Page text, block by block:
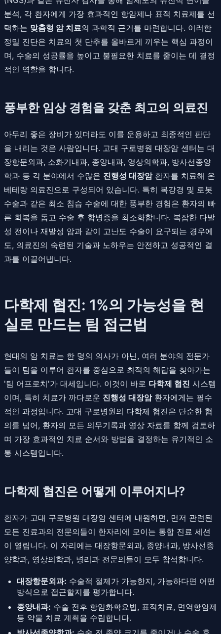
분석, 각 환자에게 가장 효과적인 항암제나 표적 치료제를 선
택하는 맞춤형 암 치료의 과학적 근거를 마련합니다. 이러한
정밀 진단은 치료의 첫 단추를 올바르게 끼우는 핵심 과정이
며, 수술의 성공률을 높이고 불필요한 치료를 줄이는 데 결정
적인 역할을 합니다.
풍부한 임상 경험을 갖춘 최고의 의료진
아무리 좋은 장비가 있더라도 이를 운용하고 최종적인 판단
을 내리는 것은 사람입니다. 고대 구로병원 대장암 센터는 대
장항문외과, 소화기내과, 종양내과, 영상의학과, 방사선종양
학과 등 각 분야에서 수많은 진행성 대장암환자를 치료해 온
베테랑 의료진으로 구성되어 있습니다. 특히 복강경 및 로봇
수술과 같은 최소 침습 수술에 대한 풍부한 경험은 환자의 빠
른 회복을 돕고 수술 후 합병증을 최소화합니다. 복잡한 다발
성 전이나 재발성 암과 같이 고난도 수술이 요구되는 경우에
도, 의료진의 숙련된 기술과 노하우는 안전하고 성공적인 결
과를 이끌어냅니다.
다학제 협진: 1%의 가능성을 현
실로 만드는 팀 접근법
현대의 암 치료는 한 명의 의사가 아닌, 여러 분야의 전문가
들이 팀을 이루어 환자를 중심으로 최적의 해답을 찾아가는
'팀 어프로치'가 대세입니다. 이것이 바로 다학제 협진 시스템
이며, 특히 치료가 까다로운 진행성 대장암환자에게는 필수
적인 과정입니다. 고대 구로병원의 다학제 협진은 단순한 협
의를 넘어, 환자의 모든 의무기록과 영상 자료를 함께 검토하
며 가장 효과적인 치료 순서와 방법을 결정하는 유기적인 소
통 시스템입니다.
다학제 협진은 어떻게 이루어지나?
환자가 고대 구로병원 대장암 센터에 내원하면, 먼저 관련된
모든 진료과의 전문의들이 한자리에 모이는 통합 진료 세션
이 열립니다. 이 자리에는 대장항문외과, 종양내과, 방사선종
양학과, 영상의학과, 병리과 전문의들이 모두 참석합니다.
대장항문외과: 수술적 절제가 가능한지, 가능하다면 어떤
방식으로 접근할지를 평가합니다.
종양내과: 수술 전후 항암화학요법, 표적치료, 면역항암제
등 약물 치료 계획을 수립합니다.